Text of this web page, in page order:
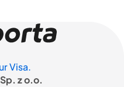
Visa.
z o.o.